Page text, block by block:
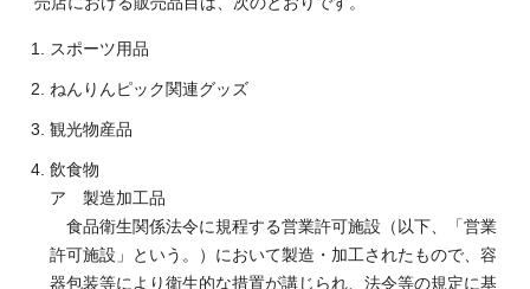
スポーツ用品
ねんりんピック関連グッズ
観光物産品
飲食物
ア 製造加工品
食品衛生関係法令に規程する営業許可施設（以下、「営業
許可施設」という。）において製造・加工されたもので、容
器包装等により衛生的な措置が講じられ、法令等の規定に基